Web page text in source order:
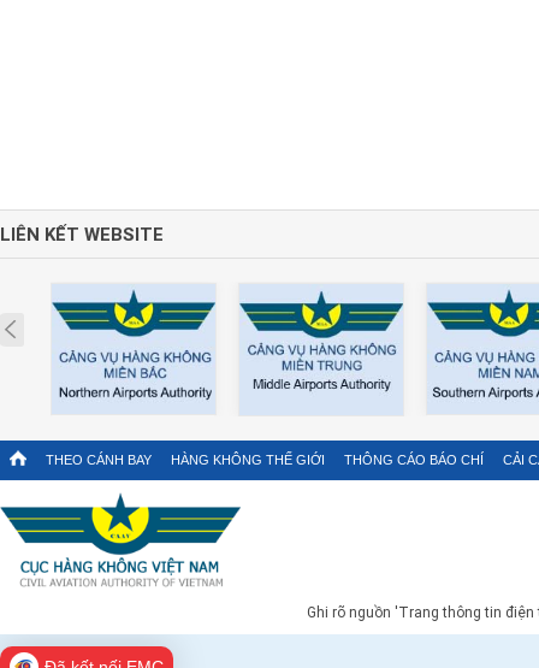
LIÊN KẾT WEBSITE
Prev
THEO CÁNH BAY HÀNG KHÔNG THẾ GIỚI THÔNG CÁO BÁO CHÍ CẢI
Ghi rõ nguồn 'Trang thông tin